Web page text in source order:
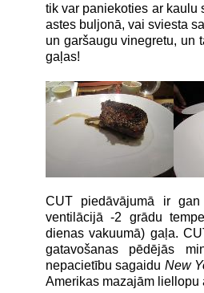
tik var paniekoties ar kaulu
astes buljonā, vai sviesta
un garšaugu vinegretu, un
gaļas!
CUT piedāvājumā ir
ventilācijā -2 grādu
dienas vakuumā) gaļa.
gatavošanas pēdējās
nepacietību sagaidu New
Amerikas mazajām liellopu